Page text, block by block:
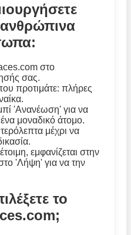
ανθρώπινα
στο
σας.
προτιμάτε: πλήρες
'Ανανέωση' για να
μοναδικό άτομο.
μέχρι να
εμφανίζεται στην
'Λήψη' για να την
το